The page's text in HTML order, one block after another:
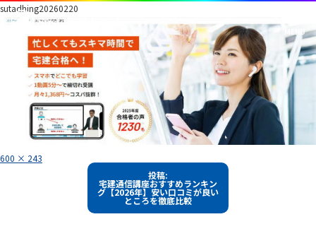
sutadhing20260220
フ
ル
600 × 243
投稿:
宅建通信講座おすすめランキン
グ【2026年】安い口コミが良い
ところを徹底比較